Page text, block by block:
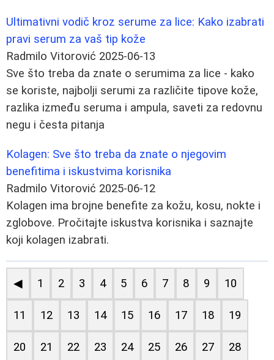
Ultimativni vodič kroz serume za lice: Kako izabrati
pravi serum za vaš tip kože
Radmilo Vitorović 2025-06-13
Sve što treba da znate o serumima za lice - kako
se koriste, najbolji serumi za različite tipove kože,
razlika između seruma i ampula, saveti za redovnu
negu i česta pitanja
Kolagen: Sve što treba da znate o njegovim
benefitima i iskustvima korisnika
Radmilo Vitorović 2025-06-12
Kolagen ima brojne benefite za kožu, kosu, nokte i
zglobove. Pročitajte iskustva korisnika i saznajte
koji kolagen izabrati.
◀ 1 2 3 4 5 6 7 8 9 10
11 12 13 14 15 16 17 18 19
20 21 22 23 24 25 26 27 28